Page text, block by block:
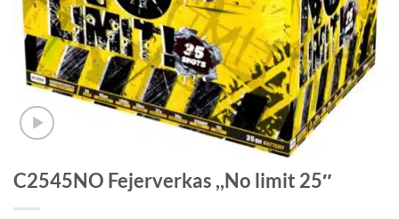
C2545NO Fejerverkas ,,No limit 25″